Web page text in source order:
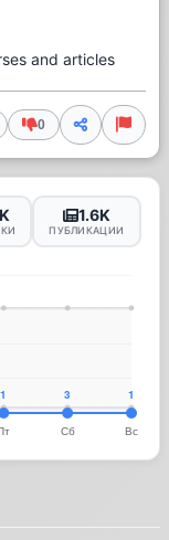
and articles
0
1.6K
ПУБЛИКАЦИИ